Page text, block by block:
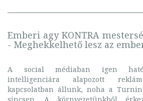
Emberi agy KONTRA
- Meghekkelhető lesz az
A social médiaban igen
intelligenciára alapozott
kapcsolatban állunk, noha a